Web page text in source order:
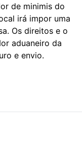
de minimis do
irá impor uma
Os direitos e o
aduaneiro da
e envio.